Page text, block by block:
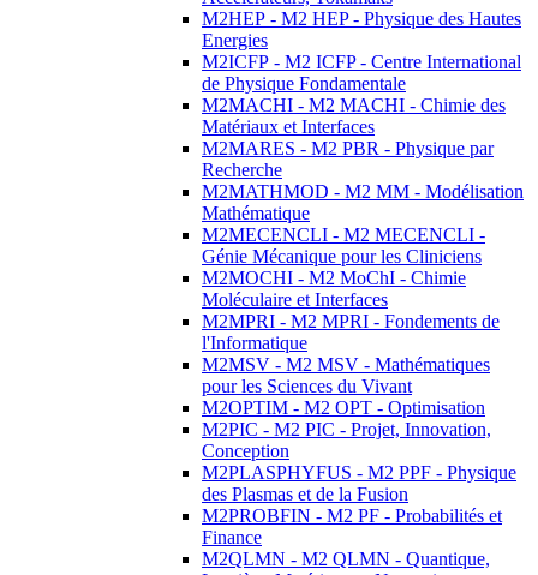
M2HEP - M2 HEP - Physique des Hautes
Energies
M2ICFP - M2 ICFP - Centre International
de Physique Fondamentale
M2MACHI - M2 MACHI - Chimie des
Matériaux et Interfaces
M2MARES - M2 PBR - Physique par
Recherche
M2MATHMOD - M2 MM - Modélisation
Mathématique
M2MECENCLI - M2 MECENCLI -
Génie Mécanique pour les Cliniciens
M2MOCHI - M2 MoChI - Chimie
Moléculaire et Interfaces
M2MPRI - M2 MPRI - Fondements de
l'Informatique
M2MSV - M2 MSV - Mathématiques
pour les Sciences du Vivant
M2OPTIM - M2 OPT - Optimisation
M2PIC - M2 PIC - Projet, Innovation,
Conception
M2PLASPHYFUS - M2 PPF - Physique
des Plasmas et de la Fusion
M2PROBFIN - M2 PF - Probabilités et
Finance
M2QLMN - M2 QLMN - Quantique,